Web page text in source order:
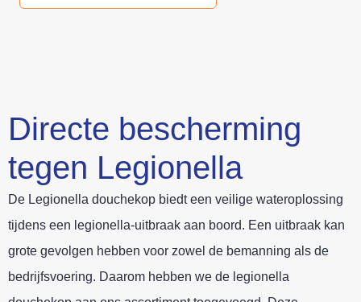
Directe bescherming
tegen Legionella
De Legionella douchekop biedt een veilige wateroplossing
tijdens een legionella-uitbraak aan boord. Een uitbraak kan
grote gevolgen hebben voor zowel de bemanning als de
bedrijfsvoering. Daarom hebben we de legionella